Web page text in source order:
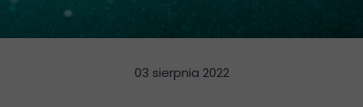
03 sierpnia 2022